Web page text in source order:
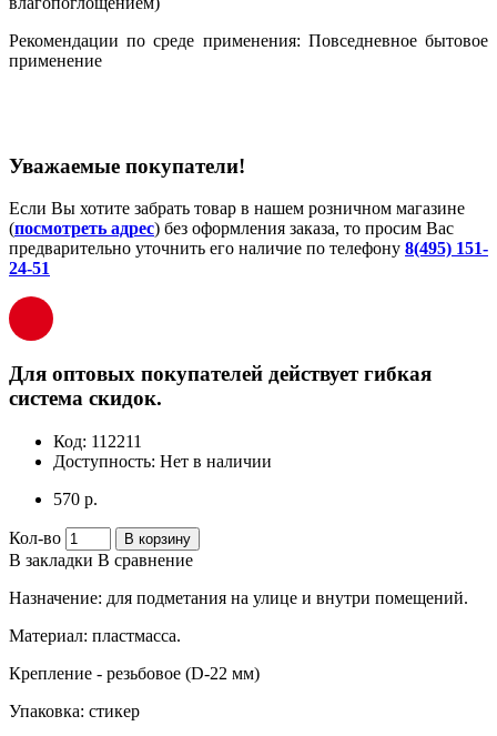
Рекомендации по среде применения: Повседневное бытовое
применение
Уважаемые покупатели!
Если Вы хотите забрать товар в нашем розничном магазине
(посмотреть адрес) без оформления заказа, то просим Вас
предварительно уточнить его наличие по телефону 8(495) 151-
24-51
Для оптовых покупателей действует гибкая
система скидок.
Код: 112211
Доступность: Нет в наличии
570 р.
Кол-во В корзину
В закладки В сравнение
Назначение: для подметания на улице и внутри помещений.
Материал: пластмасса.
Крепление - резьбовое (D-22 мм)
Упаковка: стикер